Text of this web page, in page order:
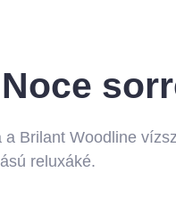
Brilant Woodline
reluxáké.